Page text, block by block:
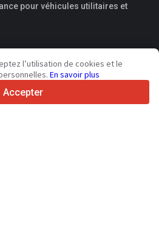
pour véhicules utilitaires et
l’utilisation de cookies et le
En savoir plus
Accepter